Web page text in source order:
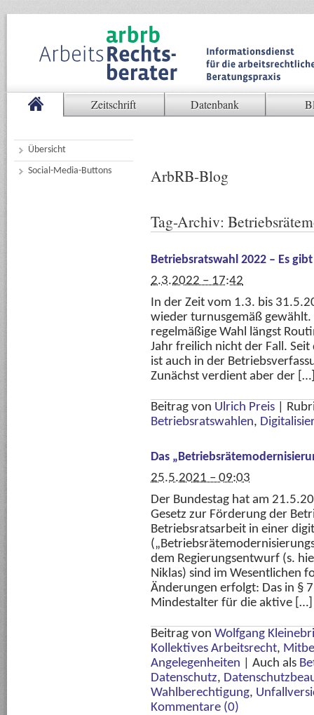
Zeitschrift Datenbank
Übersicht
Social-Media-Buttons
ArbRB-Blog
Tag-Archiv:
Betriebsratswahl 2022 – Es
2.3.2022 – 17:42
In der Zeit vom 1.3. bis
wieder turnusgemäß
regelmäßige Wahl längst
Jahr freilich nicht der Fall.
ist auch in der
Zunächst verdient aber der
Beitrag von Ulrich Preis
Betriebsratswahlen,
Das
25.5.2021 – 09:03
Der Bundestag hat am
Gesetz zur Förderung der
Betriebsratsarbeit in einer
dem Regierungsentwurf (s.
Niklas) sind im Wesentlichen
Änderungen erfolgt: Das in §
Mindestalter für die aktive […]
Beitrag von Wolfgang
Kollektives Arbeitsrecht,
Angelegenheiten
Auch als
Datenschutz,
Wahlberechtigung,
Kommentare (0)